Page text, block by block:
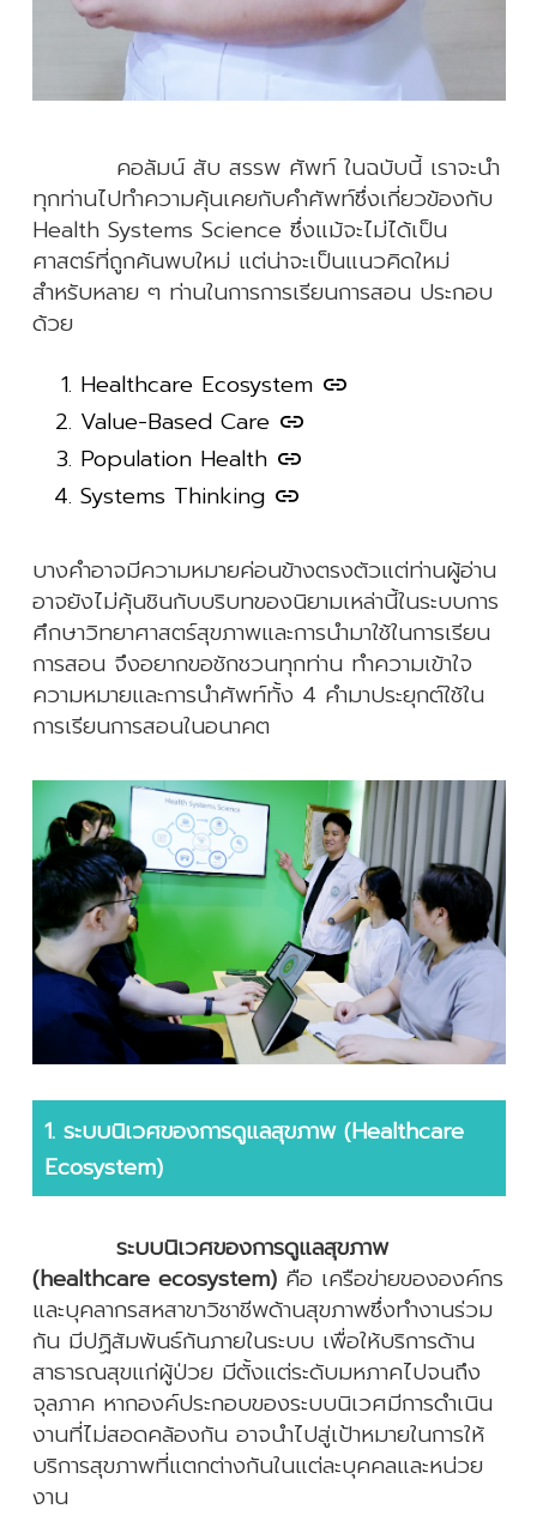
13) Click&Go with Technology - How Should We
Teach Health Systems Science in the Age of
Artificial Intelligence
(372 views)
15) Gallery(307 views)
คอลัมน์ สับ สรรพ ศัพท์ ในฉบับนี้ เราจะนำ
ทุกท่านไปทำความคุ้นเคยกับคำศัพท์ซึ่งเกี่ยวข้องกับ
Health Systems Science ซึ่งแม้จะไม่ได้เป็น
ศาสตร์ที่ถูกค้นพบใหม่ แต่น่าจะเป็นแนวคิดใหม่
สำหรับหลาย ๆ ท่านในการการเรียนการสอน ประกอบ
ด้วย
Healthcare Ecosystem link
Value-Based Care link
Population Health link
Systems Thinking link
บางคำอาจมีความหมายค่อนข้างตรงตัวแต่ท่านผู้อ่าน
อาจยังไม่คุ้นชินกับบริบทของนิยามเหล่านี้ในระบบการ
ศึกษาวิทยาศาสตร์สุขภาพและการนำมาใช้ในการเรียน
การสอน จึงอยากขอชักชวนทุกท่าน ทำความเข้าใจ
ความหมายและการนำศัพท์ทั้ง 4 คำมาประยุกต์ใช้ใน
การเรียนการสอนในอนาคต
1. ระบบนิเวศของการดูแลสุขภาพ (Healthcare
Ecosystem)
ระบบนิเวศของการดูแลสุขภาพ
(healthcare ecosystem) คือ เครือข่ายขององค์กร
และบุคลากรสหสาขาวิชาชีพด้านสุขภาพซึ่งทำงานร่วม
กัน มีปฏิสัมพันธ์กันภายในระบบ เพื่อให้บริการด้าน
สาธารณสุขแก่ผู้ป่วย มีตั้งแต่ระดับมหภาคไปจนถึง
จุลภาค หากองค์ประกอบของระบบนิเวศมีการดำเนิน
งานที่ไม่สอดคล้องกัน อาจนำไปสู่เป้าหมายในการให้
บริการสุขภาพที่แตกต่างกันในแต่ละบุคคลและหน่วย
งาน